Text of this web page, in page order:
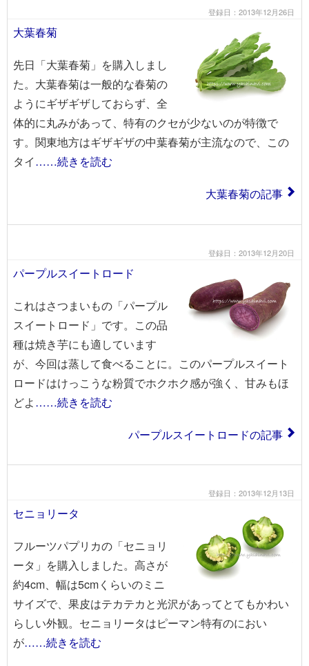
登録日：2013年12月26日
大葉春菊
先日「大葉春菊」を購入しまし
た。大葉春菊は一般的な春菊の
ようにギザギザしておらず、全
体的に丸みがあって、特有のクセが少ないのが特徴で
す。関東地方はギザギザの中葉春菊が主流なので、この
タイ……続きを読む
大葉春菊の記事
登録日：2013年12月20日
パープルスイートロード
これはさつまいもの「パープル
スイートロード」です。この品
種は焼き芋にも適しています
が、今回は蒸して食べることに。このパープルスイート
ロードはけっこうな粉質でホクホク感が強く、甘みもほ
どよ……続きを読む
パープルスイートロードの記事
登録日：2013年12月13日
セニョリータ
フルーツパプリカの「セニョリ
ータ」を購入しました。高さが
約4cm、幅は5cmくらいのミニ
サイズで、果皮はテカテカと光沢があってとてもかわい
らしい外観。セニョリータはピーマン特有のにおい
が……続きを読む